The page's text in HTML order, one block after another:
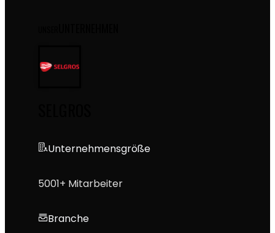
Unternehmensgröße
5001+ Mitarbeiter
Branche